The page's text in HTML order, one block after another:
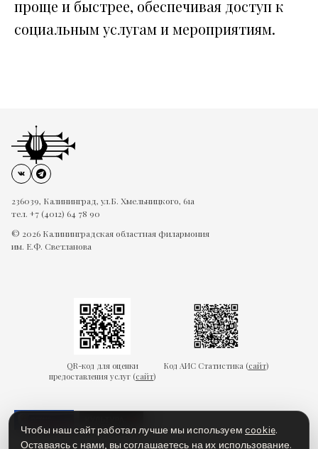
проще и быстрее, обеспечивая доступ к
социальным услугам и мероприятиям.
236039, Калининград, ул.Б. Хмельницкого, 61а
тел. +7 (4012) 64 78 90
© 2026 Калининградская областная филармония
им. Е.Ф. Светланова
QR-код для оценки
предоставления услуг (сайт)
Код АИС Статистика (сайт)
Чтобы наш сайт работал лучше мы используемcookie.
Оставаясь с нами, вы соглашаетесь на их использование.